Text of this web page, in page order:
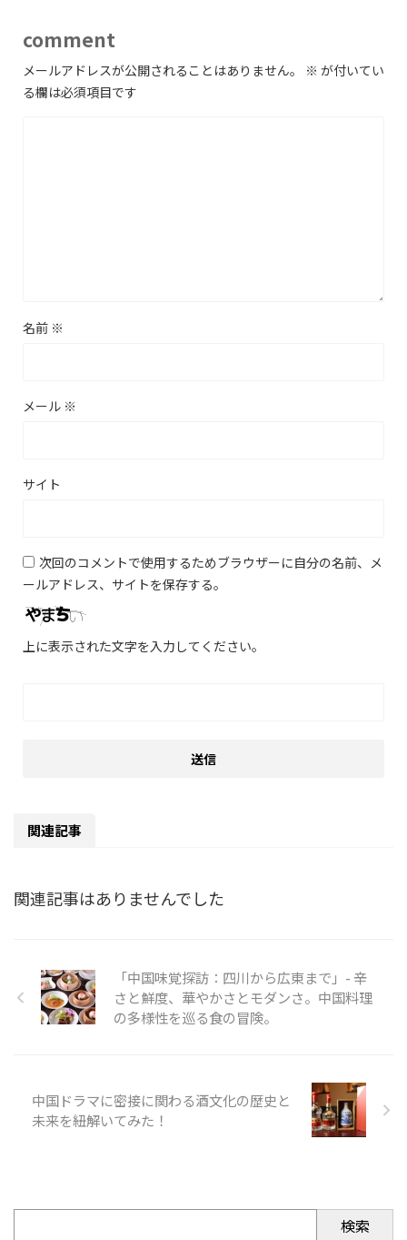
comment
メールアドレスが公開されることはありません。 ※ が付いてい
る欄は必須項目です
名前 ※
メール ※
サイト
次回のコメントで使用するためブラウザーに自分の名前、メ
ールアドレス、サイトを保存する。
上に表示された文字を入力してください。
関連記事
関連記事はありませんでした
「中国味覚探訪：四川から広東まで」- 辛
さと鮮度、華やかさとモダンさ。中国料理
の多様性を巡る食の冒険。
中国ドラマに密接に関わる酒文化の歴史と
未来を紐解いてみた！
検索